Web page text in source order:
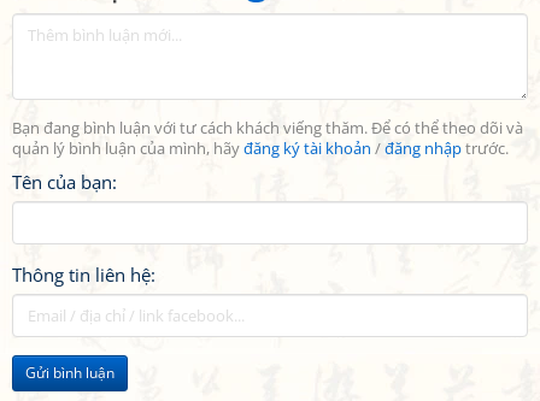
Bạn đang bình luận với tư cách khách viếng thăm. Để có thể theo dõi và
quản lý bình luận của mình, hãyđăng ký tài khoản /đăng nhậptrước.
Tên của bạn:
Thông tin liên hệ:
Gửi bình luận